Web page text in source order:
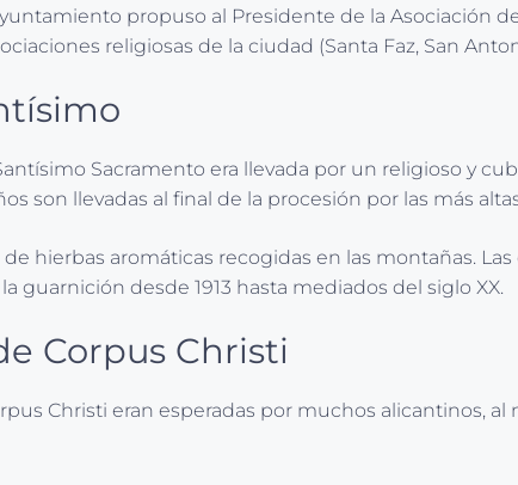
propuso al Presidente de la Asociación
religiosas de la ciudad (Santa Faz, San
Sacramento era llevada por un religioso y
son llevadas al final de la procesión por las más
hierbas aromáticas recogidas en las montañas.
guarnición desde 1913 hasta mediados del siglo XX.
Corpus Christi
Christi eran esperadas por muchos alicantinos,